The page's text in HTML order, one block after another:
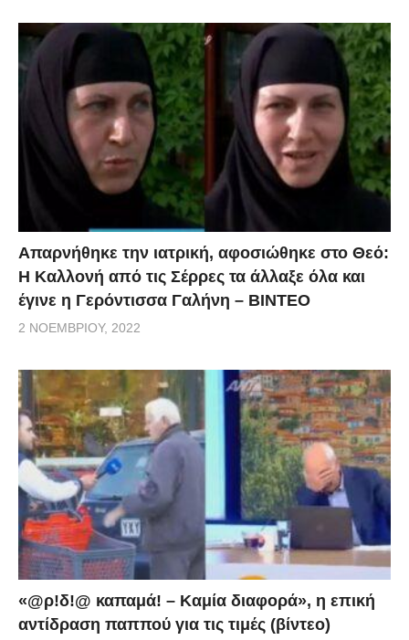
Απαρνήθηκε την ιατρική, αφοσιώθηκε στο Θεό:
Η Καλλονή από τις Σέρρες τα άλλαξε όλα και
έγινε η Γερόντισσα Γαλήνη – ΒΙΝΤΕΟ
2 ΝΟΕΜΒΡΊΟΥ, 2022
«@ρ!δ!@ καπαμά! – Καμία διαφορά», η επική
αντίδραση παππού για τις τιμές (βίντεο)